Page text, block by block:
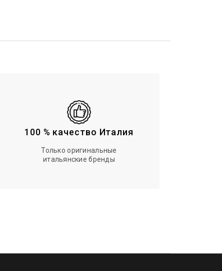
100 % качество Италия
Только оригинальные
итальянские бренды